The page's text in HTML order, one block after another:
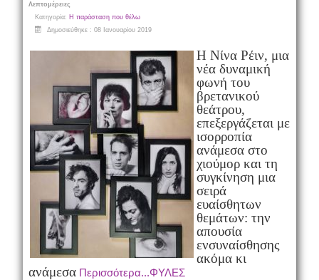
Λεπτομέρειες
Κατηγορία: Η παράσταση που θέλω
Δημοσιεύθηκε : 08 Ιανουαρίου 2019
Η Νίνα Ρέιν, μια
νέα δυναμική
φωνή του
βρετανικού
θεάτρου,
επεξεργάζεται με
ισορροπία
ανάμεσα στο
χιούμορ και τη
συγκίνηση μια
σειρά
ευαίσθητων
θεμάτων: την
απουσία
ενσυναίσθησης
ακόμα κι
ανάμεσα Περισσότερα...ΦΥΛΕΣ